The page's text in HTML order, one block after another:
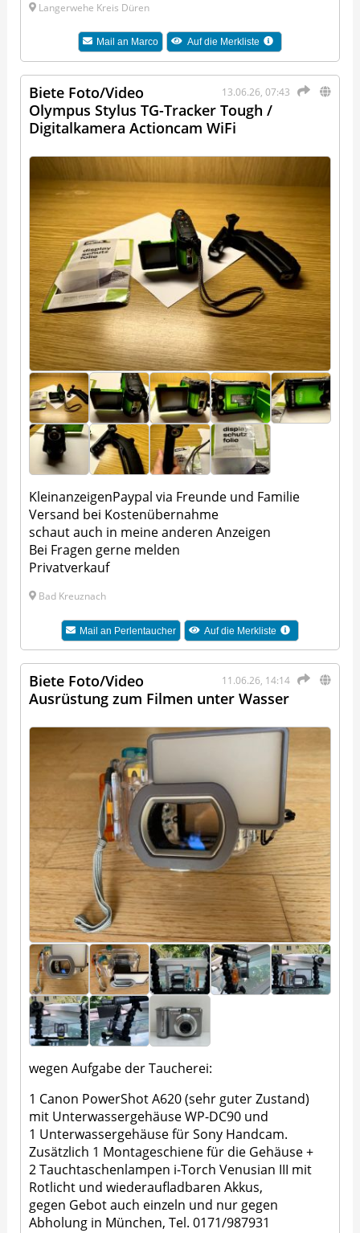
Langerwehe Kreis Düren
Mail an Marco Auf die Merkliste
13.06.26, 07:43
Biete Foto/Video
Olympus Stylus TG-Tracker Tough /
Digitalkamera Actioncam WiFi
KleinanzeigenPaypal via Freunde und Familie
Versand bei Kostenübernahme
schaut auch in meine anderen Anzeigen
Bei Fragen gerne melden
Privatverkauf
Bad Kreuznach
Mail an Perlentaucher Auf die Merkliste
11.06.26, 14:14
Biete Foto/Video
Ausrüstung zum Filmen unter Wasser
wegen Aufgabe der Taucherei:
1 Canon PowerShot A620 (sehr guter Zustand)
mit Unterwassergehäuse WP-DC90 und
1 Unterwassergehäuse für Sony Handcam.
Zusätzlich 1 Montageschiene für die Gehäuse +
2 Tauchtaschenlampen i-Torch Venusian III mit
Rotlicht und wiederaufladbaren Akkus,
gegen Gebot auch einzeln und nur gegen
Abholung in München, Tel. 0171/987931